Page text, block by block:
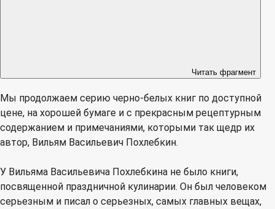
Читать фрагмент
Мы продолжаем серию черно-белых книг по доступной
цене, на хорошей бумаге и с прекрасным рецептурным
содержанием и примечаниями, которыми так щедр их
автор, Вильям Васильевич Похлебкин.
У Вильяма Васильевича Похлебкина не было книги,
посвященной праздничной кулинарии. Он был человеком
серьезным и писал о серьезных, самых главных вещах,